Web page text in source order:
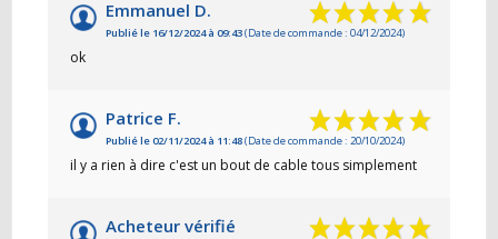
Emmanuel D.
Publié le 16/12/2024 à 09:43(Date de commande : 04/12/2024)
ok
Patrice F.
Publié le 02/11/2024 à 11:48(Date de commande : 20/10/2024)
il y a rien à dire c'est un bout de cable tous simplement
Acheteur vérifié